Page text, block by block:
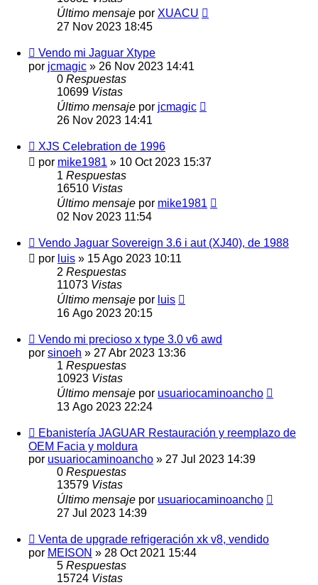
Último mensaje por XUACU
27 Nov 2023 18:45
Vendo mi Jaguar Xtype
por jcmagic » 26 Nov 2023 14:41
0 Respuestas
10699 Vistas
Último mensaje por jcmagic
26 Nov 2023 14:41
XJS Celebration de 1996
por mike1981 » 10 Oct 2023 15:37
1 Respuestas
16510 Vistas
Último mensaje por mike1981
02 Nov 2023 11:54
Vendo Jaguar Sovereign 3.6 i aut (XJ40), de 1988
por luis » 15 Ago 2023 10:11
2 Respuestas
11073 Vistas
Último mensaje por luis
16 Ago 2023 20:15
Vendo mi precioso x type 3.0 v6 awd
por sinoeh » 27 Abr 2023 13:36
1 Respuestas
10923 Vistas
Último mensaje por usuariocaminoancho
13 Ago 2023 22:24
Ebanistería JAGUAR Restauración y reemplazo de
OEM Facia y moldura
por usuariocaminoancho » 27 Jul 2023 14:39
0 Respuestas
13579 Vistas
Último mensaje por usuariocaminoancho
27 Jul 2023 14:39
Venta de upgrade refrigeración xk v8, vendido
por MEISON » 28 Oct 2021 15:44
5 Respuestas
15724 Vistas